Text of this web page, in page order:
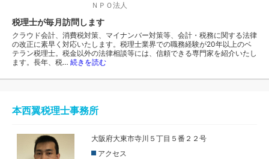
ＮＰＯ法人
税理士が毎月訪問します
クラウド会計、消費税対策、マイナンバー対策等、会計・税務に関する法律
の改正に素早く対応いたします。税理士業界での職務経験が20年以上のベ
テラン税理士。税金以外の法律相談等には、信頼できる専門家を紹介いたし
ます。長年、税… 続きを読む
本西翼税理士事務所
大阪府大東市寺川５丁目５番２２号
アクセス